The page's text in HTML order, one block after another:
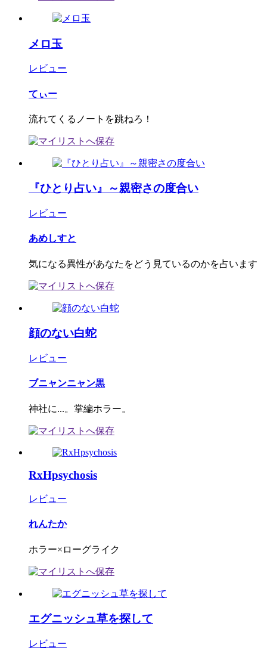
メロ玉
レビュー
てぃー
流れてくるノートを跳ねろ！
『ひとり占い』～親密さの度合い
レビュー
あめしすと
気になる異性があなたをどう見ているのかを占います
顔のない白蛇
レビュー
ブニャンニャン黒
神社に...。掌編ホラー。
RxHpsychosis
レビュー
れんたか
ホラー×ローグライク
エグニッシュ草を探して
レビュー